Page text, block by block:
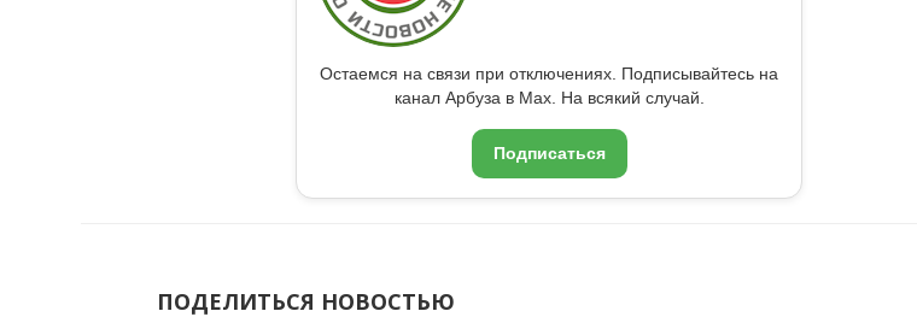
Остаемся на связи при отключениях. Подписывайтесь на
канал Арбуза в Max. На всякий случай.
Подписаться
ПОДЕЛИТЬСЯ НОВОСТЬЮ